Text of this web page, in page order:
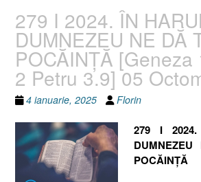
279 I 2024. ÎN
DUMNEZEU NE DĂ
POCĂINȚĂ [Geneza
2 Petru 3.9] 05
4 ianuarie, 2025 Florin
279 I
POCĂINȚĂ